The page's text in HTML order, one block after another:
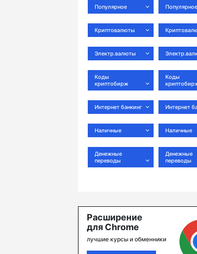
Популярное
Криптовалюты
Электр.валюты
Коды
криптобирж
Интернет банкинг
Наличные
Денежные
переводы
Популярное
Коды
Интернет
Наличные
Денежные
переводы
Расширение
для Chrome
лучшие курсы и обменники